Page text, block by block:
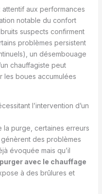
aux performances
notable du confort
suspects confirment
problèmes persistent
un désembouage
chauffagiste peut
les boues accumulées
l’intervention d’un
la purge, certaines erreurs
des problèmes
évoquée mais qu’il
purger avec le chauffage
à des brûlures et